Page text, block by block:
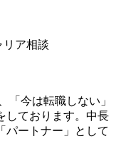
ーバル知見と最新の
価値の創造の取り組
。 今回1day選考対
。 ・コンサルタント
ンサルタント(ECM/
・SCM/ECMデータ・
Strategy Unit(Strategy
タント(SCS SUオー
体での会社説明な
すので、戦略コンサ
この機会にぜひご応
ただきます ・8月21
ます ・初回プログラ
京オフィス(六本木)
との食事会、プロジ
プなどを実施します
接を実施する予定で
たします 初回プロ
リア相談
「今は転職しない」
しております。中長
パートナー」として